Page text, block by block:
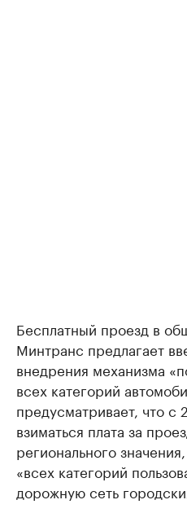
Бесплатный проезд в
Минтранс предлагает
внедрения механизма
всех категорий
предусматривает, что с
взиматься плата за
регионального
«всех категорий
дорожную сеть